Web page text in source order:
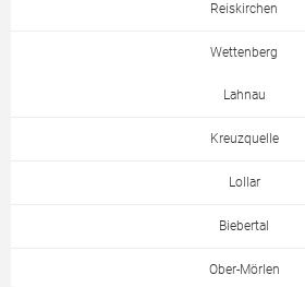
Reiskirchen
Wettenberg
Lahnau
Kreuzquelle
Lollar
Biebertal
Ober-Mörlen